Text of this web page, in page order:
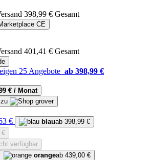
398,99 € Gesamt
CE
401,41 € Gesamt
25 Angebote ab 398,99 €
€ / Monat
€ blauab 398,99 €
€
verfügbar
orangeab 439,00 €